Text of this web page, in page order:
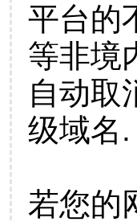
平台的
等非境
自动取
级域名.
若您的